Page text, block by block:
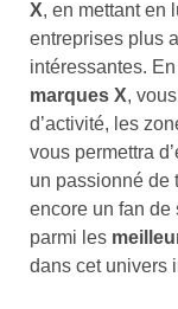
X, en mettant en
entreprises plus
intéressantes.
marques X,
d’activité, les
vous permettra
un passionné de
encore un fan de
parmi les
dans cet univers